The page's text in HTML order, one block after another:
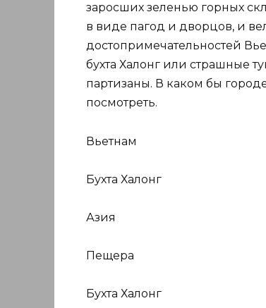
заросших зеленью горных
в виде пагод и дворцов, и
достопримечательностей
бухта Халонг или страшные
партизаны. В каком бы
посмотреть.
Вьетнам
Бухта Халонг
Азия
Пещера
Бухта Халонг